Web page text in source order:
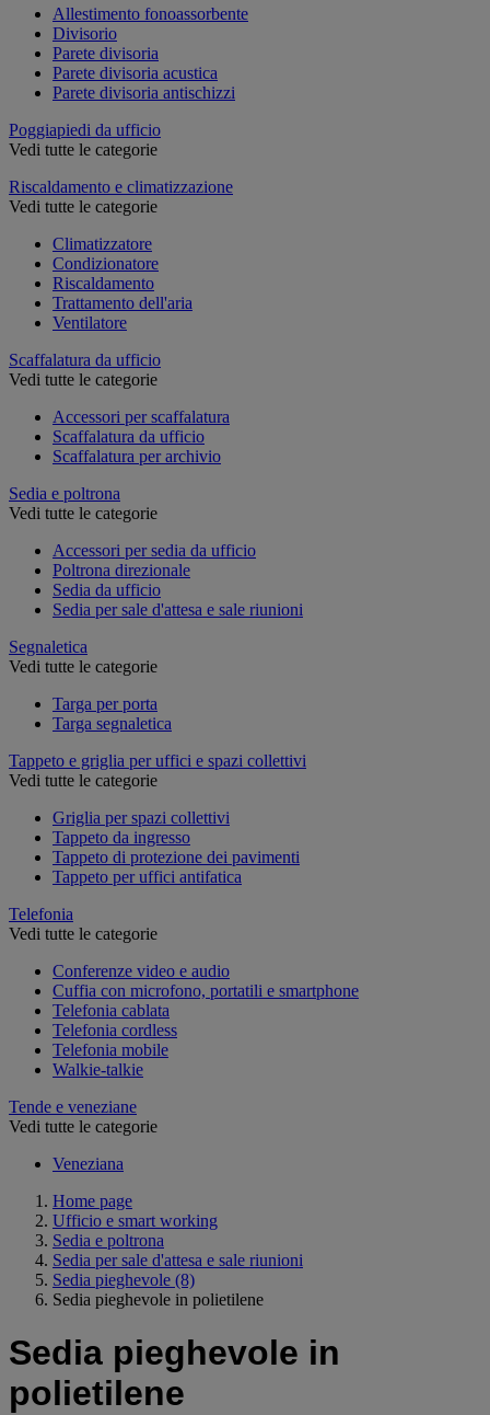
Allestimento fonoassorbente
Divisorio
Parete divisoria
Parete divisoria acustica
Parete divisoria antischizzi
Poggiapiedi da ufficio
Vedi tutte le categorie
Riscaldamento e climatizzazione
Vedi tutte le categorie
Climatizzatore
Condizionatore
Riscaldamento
Trattamento dell'aria
Ventilatore
Scaffalatura da ufficio
Vedi tutte le categorie
Accessori per scaffalatura
Scaffalatura da ufficio
Scaffalatura per archivio
Sedia e poltrona
Vedi tutte le categorie
Accessori per sedia da ufficio
Poltrona direzionale
Sedia da ufficio
Sedia per sale d'attesa e sale riunioni
Segnaletica
Vedi tutte le categorie
Targa per porta
Targa segnaletica
Tappeto e griglia per uffici e spazi collettivi
Vedi tutte le categorie
Griglia per spazi collettivi
Tappeto da ingresso
Tappeto di protezione dei pavimenti
Tappeto per uffici antifatica
Telefonia
Vedi tutte le categorie
Conferenze video e audio
Cuffia con microfono, portatili e smartphone
Telefonia cablata
Telefonia cordless
Telefonia mobile
Walkie-talkie
Tende e veneziane
Vedi tutte le categorie
Veneziana
Home page
Ufficio e smart working
Sedia e poltrona
Sedia per sale d'attesa e sale riunioni
Sedia pieghevole (8)
Sedia pieghevole in polietilene
Sedia pieghevole in
polietilene